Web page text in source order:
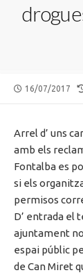
PUBLISHED
16/07/2017
Arrel d’ uns
amb els
Fontalba es
si els
permisos
D’ entrada el
ajuntament
espai públic
de Can Miret